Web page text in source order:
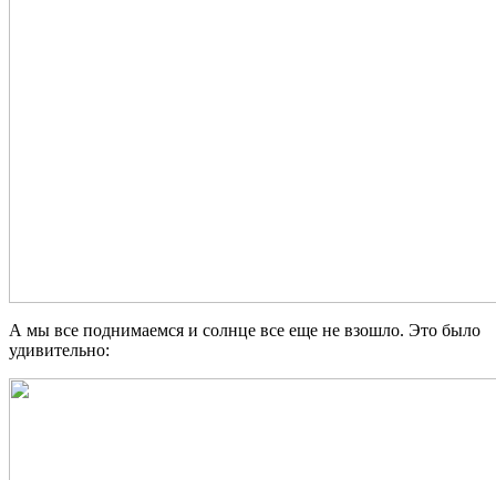
А мы все поднимаемся и солнце все еще не взошло. Это было
удивительно: